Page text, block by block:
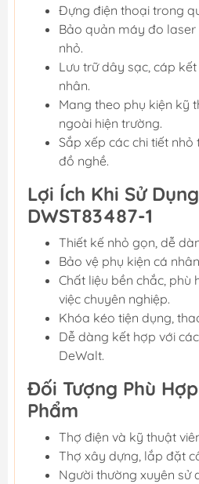
Đựng điện thoại trong
Bảo quản máy đo
nhỏ.
Lưu trữ dây sạc, cáp
nhân.
Mang theo phụ kiện kỹ
ngoài hiện trường.
Sắp xếp các chi tiết
đồ nghề.
Lợi Ích Khi Sử
DWST83487-1
Thiết kế nhỏ gọn, dễ
Bảo vệ phụ kiện cá
Chất liệu bền chắc,
việc chuyên nghiệp.
Khóa kéo tiện dụng,
Dễ dàng kết hợp với
DeWalt.
Đối Tượng Phù
Phẩm
Thợ điện và kỹ thuật
Thợ xây dựng, lắp đặt
Người thường xuyên sử